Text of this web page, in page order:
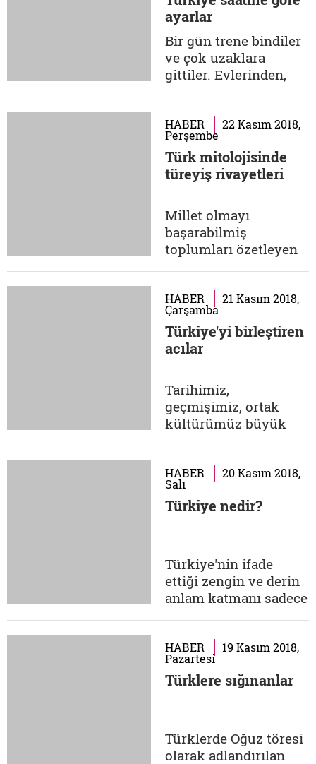
dolaşan bir adam
yaşıyordu. Dışarıdan
fazlasıyla sefil
görünen bu adam,
hakikatin...
ayarlar
Bir gün trene bindiler
ve çok uzaklara
gittiler. Evlerinden,
uzaklara... Hiç
anlamadıkları bir dil,
hiç görmedikleri bir
kültürün içine
katlanırdı ki insan
buna? Elbette ekmek
parası için. Çoluk
çocuğu,...
HABER 22 Kasım 2018,
Perşembe
Türk mitolojisinde
türeyiş rivayetleri
Millet olmayı
başarabilmiş
toplumları özetleyen
geçtiği vakit sizin
aklınızda belli bir
topluluk, ilgili bir
coğrafi saha veya
karşılık bulduğu
kişiler/eserler/
aklınıza gelir. Bu
HABER 21 Kasım 2018,
Çarşamba
Türkiye'yi birleştiren
acılar
Tarihimiz,
geçmişimiz, ortak
kültürümüz büyük
abidevi eserlerle dolu.
Ancak bizi biz yapan
değerler bunlardan
bozgunlar, kimi
zaman yok olmanın
kıyısına getiren
HABER 20 Kasım 2018,
Salı
Türkiye nedir?
Türkiye'nin ifade
ettiği zengin ve derin
anlam katmanı sadece
vatan edinmiş bizlerle
de sınırlı değil. Tarihi,
gelenekleri, değerleri,
kahramanlıkları,
zenginlikleri,
HABER 19 Kasım 2018,
Pazartesi
Türklere sığınanlar
Türklerde Oğuz töresi
olarak adlandırılan